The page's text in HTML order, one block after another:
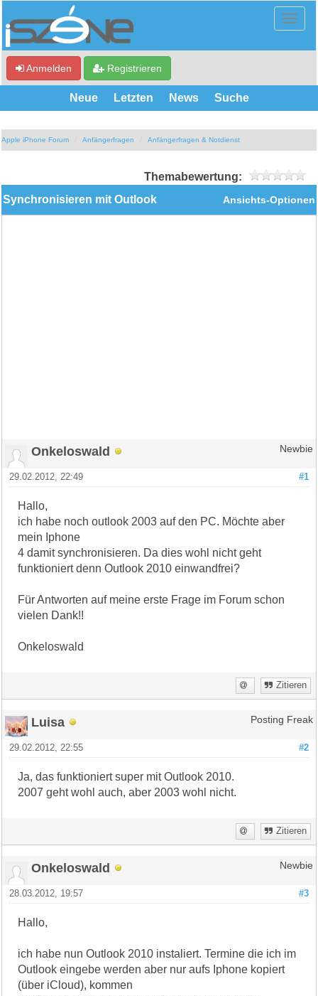
Anmelden Registrieren
Neue Letzten News Suche
Apple iPhone Forum Anfängerfragen Anfängerfragen & Notdienst
Themabewertung:
Ansichts-Optionen
Synchronisieren mit Outlook
Onkeloswald Newbie
#1
29.02.2012, 22:49
Hallo,
ich habe noch outlook 2003 auf den PC. Möchte aber
mein Iphone
4 damit synchronisieren. Da dies wohl nicht geht
funktioniert denn Outlook 2010 einwandfrei?
Für Antworten auf meine erste Frage im Forum schon
vielen Dank!!
Onkeloswald
Zitieren
Luisa Posting Freak
#2
29.02.2012, 22:55
Ja, das funktioniert super mit Outlook 2010.
2007 geht wohl auch, aber 2003 wohl nicht.
Zitieren
Onkeloswald Newbie
#3
28.03.2012, 19:57
Hallo,
ich habe nun Outlook 2010 instaliert. Termine die ich im
Outlook eingebe werden aber nur aufs Iphone kopiert
(über iCloud), kommen